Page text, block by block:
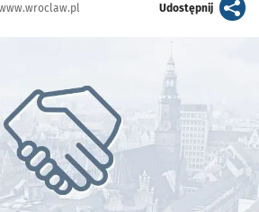
Udostępnijartykuł